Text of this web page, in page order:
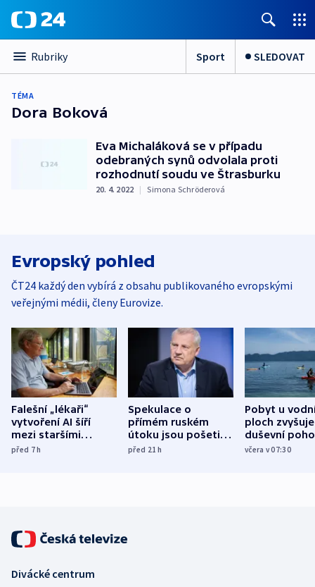
Rubriky Sport SLEDOVAT
TÉMA
Dora Boková
Eva Michaláková se v případu
odebraných synů odvolala proti
rozhodnutí soudu ve Štrasburku
20. 4. 2022 | Simona Schröderová
Evropský pohled
ČT24 každý den vybírá z obsahu publikovaného evropskými
veřejnými médii, členy Eurovize.
Falešní „lékaři“
vytvoření AI šíří
mezi staršími
Poláky nebezpečné
před 7h
Spekulace o
přímém ruském
útoku jsou pošetilé,
míní estonský
před 21h
Pobyt u
ploch zvyšuje
duševní
ukázala
včera v 07:30
Divácké centrum